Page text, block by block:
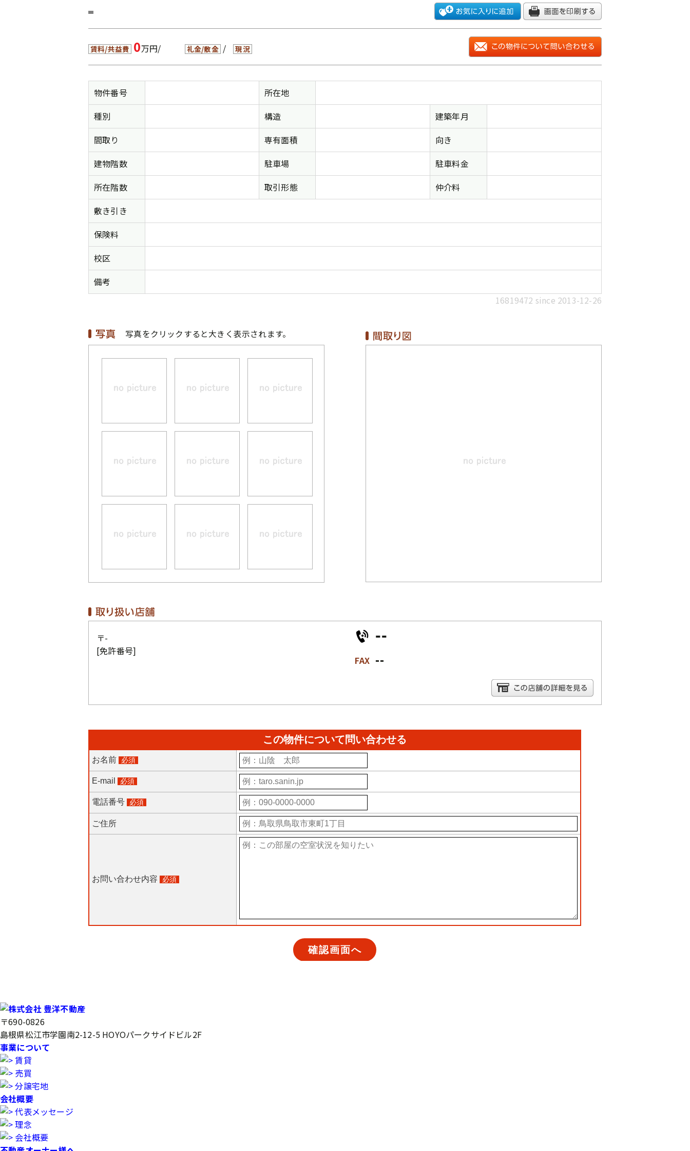
賃料/共益費 0万円/ 礼金/敷金 / 現況
物件番号
所在地
種別
構造
建築年月
間取り
専有面積
向き
建物階数
駐車場
駐車料金
所在階数
取引形態
仲介料
敷き引き
保険料
校区
備考
16819472 since 2013-12-26
写真をクリックすると大きく表示されます。
〒-
[免許番号]
--
FAX --
〒690-0826
島根県松江市学園南2-12-5 HOYOパークサイドビル2F
事業について
賃貸
売買
分譲宅地
会社概要
代表メッセージ
理念
会社概要